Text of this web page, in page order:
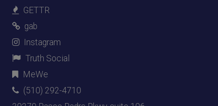
GETTR
gab
Instagram
Truth Social
MeWe
(510) 292-4710